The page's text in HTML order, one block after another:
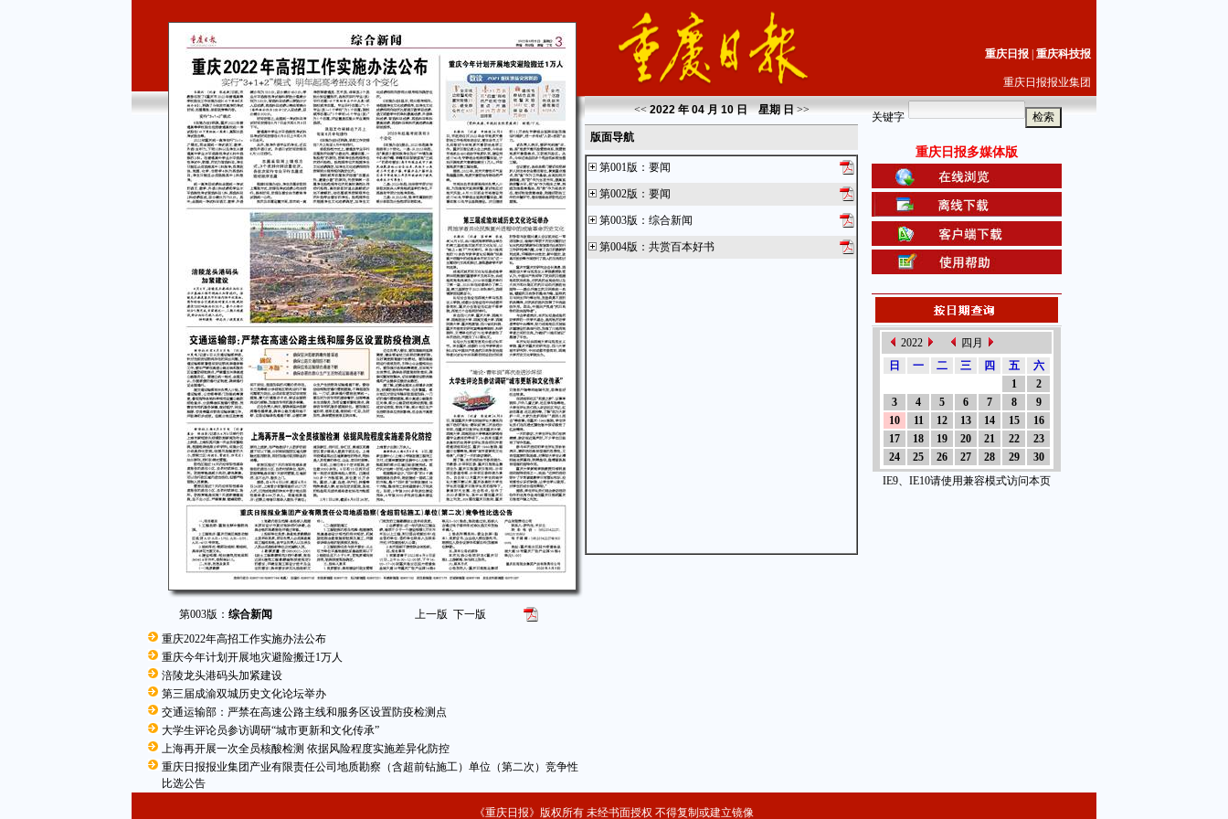
第003版： 综合新闻 上一版 下一版
重庆2022年高招工作实施办法公布
重庆今年计划开展地灾避险搬迁1万人
涪陵龙头港码头加紧建设
第三届成渝双城历史文化论坛举办
交通运输部：严禁在高速公路主线和服务区设置防疫检测点
大学生评论员参访调研“城市更新和文化传承”
上海再开展一次全员核酸检测 依据风险程度实施差异化防控
重庆日报报业集团产业有限责任公司地质勘察（含超前钻施工）单位（第二次）竞争性
比选公告
重庆日报 重庆科技报
重庆日报报业集团
<< 2022 年 04 月 10 日 星期日 >>
版面导航
第001版 ： 要闻
第002版 ： 要闻
第003版 ： 综合新闻
第004版 ： 共赏百本好书
关键字
重庆日报多媒体版
2022
四月
日
一 二 三 四 五
六
1
2
3
4 5 6 7 8
9
10
11 12 13 14 15
16
17
18 19 20 21 22
23
24
25 26 27 28 29
30
IE9、IE10请使用兼容模式访问本页
《重庆日报》版权所有 未经书面授权 不得复制或建立镜像